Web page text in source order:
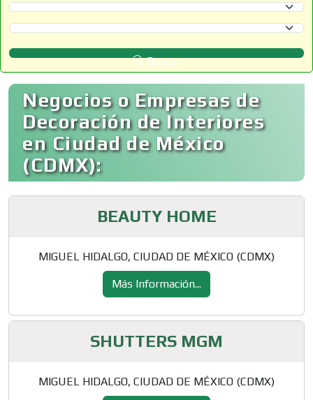
Selecciona un Estado
Selecciona un Municipio
Buscar
Negocios o Empresas de
Decoración de Interiores
en Ciudad de México
(CDMX):
BEAUTY HOME
MIGUEL HIDALGO, CIUDAD DE MÉXICO (CDMX)
Más Información...
SHUTTERS MGM
MIGUEL HIDALGO, CIUDAD DE MÉXICO (CDMX)